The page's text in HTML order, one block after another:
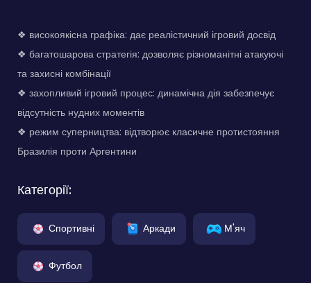
❖ високоякісна графіка: дає реалістичний ігровий досвід
❖ багатошарова стратегія: дозволяє різноманітні атакуючі
та захисні комбінації
❖ захопливий ігровий процес: динамічна дія забезпечує
відсутність нудних моментів
❖ режим суперництва: відтворює класичне протистояння
Бразилія проти Аргентини
Категорії:
Спортивні Аркади М'яч
Футбол